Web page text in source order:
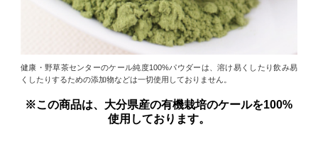
健康・野草茶センターのケール純度100%パウダーは、溶け易くしたり飲み易
くしたりするための添加物などは一切使用しておりません。
※この商品は、大分県産の有機栽培のケールを100%
使用しております。